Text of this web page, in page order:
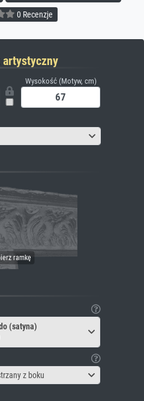
0 Recenzje
Wysokość (Motyw, cm)
(satyna)
z boku